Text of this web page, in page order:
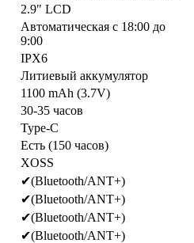
2.9" LCD
Автоматическая с 18:00 до
9:00
IPX6
Литиевый аккумулятор
1100 mAh (3.7V)
30-35 часов
Type-C
Есть (150 часов)
XOSS
✔(Bluetooth/ANT+)
✔(Bluetooth/ANT+)
✔(Bluetooth/ANT+)
✔(Bluetooth/ANT+)